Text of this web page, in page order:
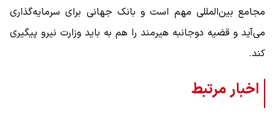
مجامع بین‌المللی مهم است و بانک جهانی برای سرمایه‌گذاری
می‌آید و قضیه دوجانبه هیرمند را هم به باید وزارت نیرو پیگیری
کند.
اخبار مرتبط